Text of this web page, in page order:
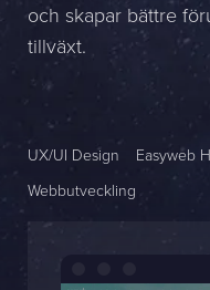
Telefon *
och skapar bättre
tillväxt.
UX/UI Design Easyweb
Webbutveckling